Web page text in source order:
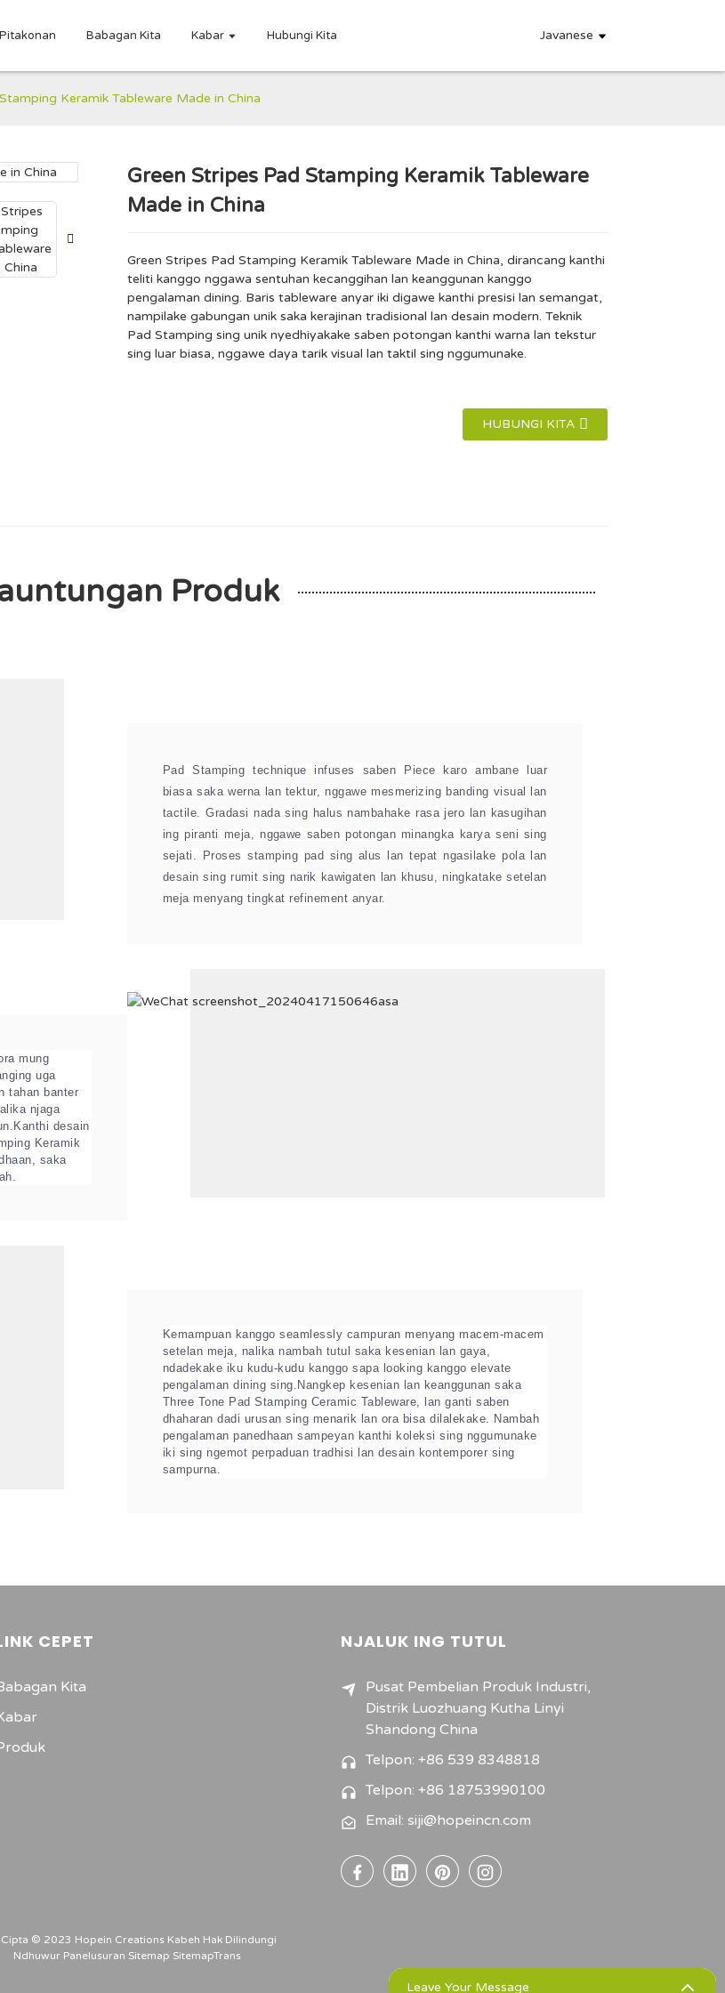
Pitakonan Babagan Kita Kabar Hubungi Kita Javanese
Keramik Tableware Made in China
Loading...
Loading...
Green Stripes Pad Stamping Keramik Tableware
Made in China
Green Stripes Pad Stamping Keramik Tableware Made in China, dirancang kanthi
teliti kanggo nggawa sentuhan kecanggihan lan keanggunan kanggo
pengalaman dining. Baris tableware anyar iki digawe kanthi presisi lan semangat,
nampilake gabungan unik saka kerajinan tradisional lan desain modern. Teknik
Pad Stamping sing unik nyedhiyakake saben potongan kanthi warna lan tekstur
sing luar biasa, nggawe daya tarik visual lan taktil sing nggumunake.
HUBUNGI KITA
Produk
Pad Stamping technique infuses saben Piece karo ambane luar
biasa saka werna lan tektur, nggawe mesmerizing banding visual lan
tactile. Gradasi nada sing halus nambahake rasa jero lan kasugihan
ing piranti meja, nggawe saben potongan minangka karya seni sing
sejati. Proses stamping pad sing alus lan tepat ngasilake pola lan
desain sing rumit sing narik kawigaten lan khusu, ningkatake setelan
meja menyang tingkat refinement anyar.
mung
uga
tahan banter
njaga
Kanthi desain
Keramik
saka
Kemampuan kanggo seamlessly campuran menyang macem-macem
setelan meja, nalika nambah tutul saka kesenian lan gaya,
ndadekake iku kudu-kudu kanggo sapa looking kanggo elevate
pengalaman dining sing. Nangkep kesenian lan keanggunan saka
Three Tone Pad Stamping Ceramic Tableware, lan ganti saben
dhaharan dadi urusan sing menarik lan ora bisa dilalekake. Nambah
pengalaman panedhaan sampeyan kanthi koleksi sing nggumunake
iki sing ngemot perpaduan tradhisi lan desain kontemporer sing
sampurna.
CEPET
Kita
NJALUK ING TUTUL
Pusat Pembelian Produk Industri,
Distrik Luozhuang Kutha Linyi
Shandong China
Telpon: +86 539 8348818
Telpon: +86 18753990100
Email: siji@hopeincn.com
Cipta © 2023 Hopein Creations Kabeh Hak Dilindungi
Ndhuwur Panelusuran Sitemap SitemapTrans
Leave Your Message